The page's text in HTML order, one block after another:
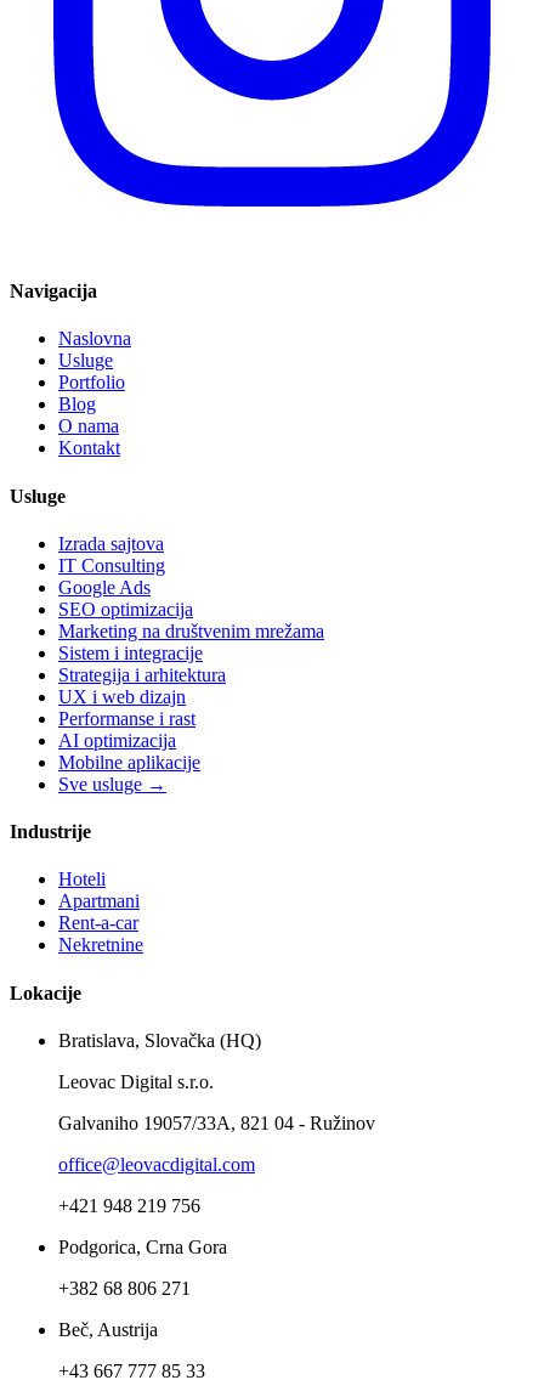
Navigacija
Naslovna
Usluge
Portfolio
Blog
O nama
Kontakt
Usluge
Izrada sajtova
IT Consulting
Google Ads
SEO optimizacija
Marketing na društvenim mrežama
Sistem i integracije
Strategija i arhitektura
UX i web dizajn
Performanse i rast
AI optimizacija
Mobilne aplikacije
Sve usluge →
Industrije
Hoteli
Apartmani
Rent-a-car
Nekretnine
Lokacije
Bratislava, Slovačka (HQ)
Leovac Digital s.r.o.
Galvaniho 19057/33A, 821 04 - Ružinov
office@leovacdigital.com
+421 948 219 756
Podgorica, Crna Gora
+382 68 806 271
Beč, Austrija
+43 667 777 85 33